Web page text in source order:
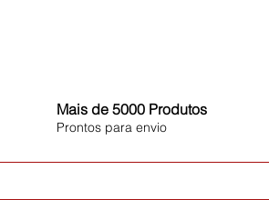
Mais de 5000 Produtos
Prontos para envio